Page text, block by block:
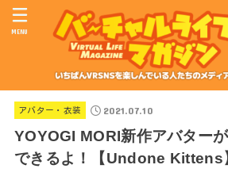
MENU
アバター・衣装 2021.07.10
YOYOGI MORI新作アバター
できるよ！【Undone Kittens